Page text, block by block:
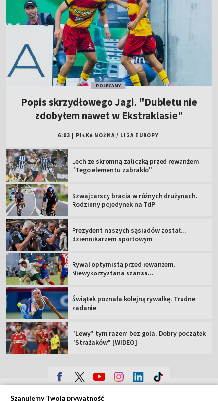
POLECAMY
Popis skrzydłowego Jagi. "Dubletu nie
zdobyłem nawet w Ekstraklasie"
6:03 PIŁKA NOŻNA / LIGA EUROPY
Lech ze skromną zaliczką przed rewanżem.
"Tego elementu zabrakło"
Szwajcarscy bracia w różnych drużynach.
Rodzinny pojedynek na TdP
Prezydent naszych sąsiadów został...
dziennikarzem sportowym
Rywal optymistą przed rewanżem.
Niewykorzystana szansa...
Świątek poznała kolejną rywalkę. Trudne
zadanie
"Lewy" tym razem bez gola. Dobry początek
"Strażaków" [WIDEO]
Szanujemy Twoją prywatność